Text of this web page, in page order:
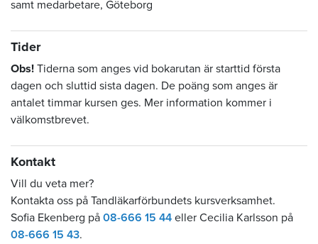
samt medarbetare, Göteborg
Tider
Obs! Tiderna som anges vid bokarutan är starttid första
dagen och sluttid sista dagen. De poäng som anges är
antalet timmar kursen ges. Mer information kommer i
välkomstbrevet.
Kontakt
Vill du veta mer?
Kontakta oss på Tandläkarförbundets kursverksamhet.
Sofia Ekenberg på 08-666 15 44 eller Cecilia Karlsson på
08-666 15 43.